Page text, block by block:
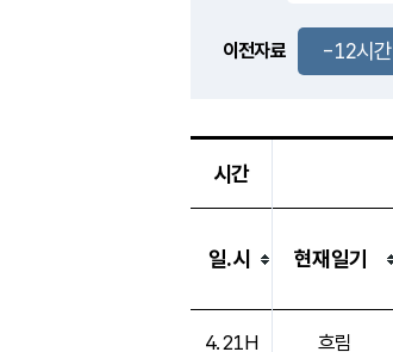
-
이전자료 -12시간
시간
일.시 현재일기
4.21H 흐림